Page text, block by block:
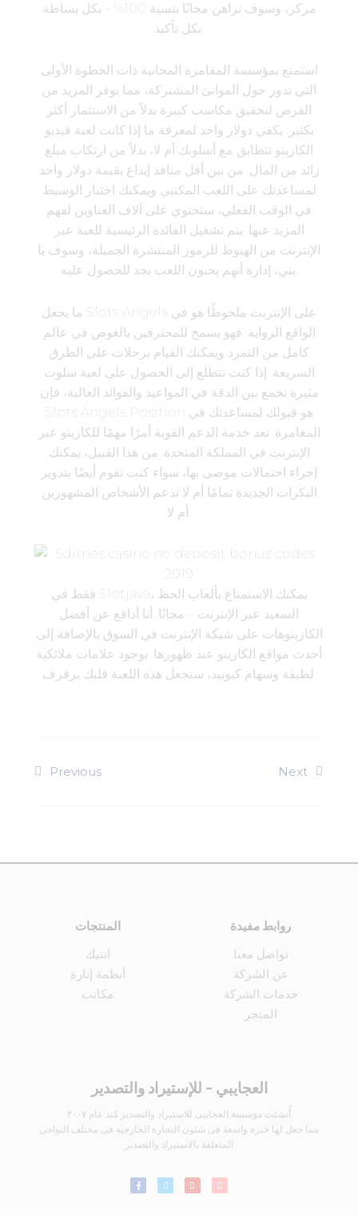
مركز، وسوف تراهن مجانًا بنسبة 100% – بكل بساطة
بكل تأكيد.
استمتع بمؤسسة المقامرة المجانية ذات الخطوة الأولى
التي تدور حول الموانئ المشتركة، مما يوفر المزيد من
الفرص لتحقيق مكاسب كبيرة بدلاً من الاستثمار أكثر
بكثير. يكفي دولار واحد لمعرفة ما إذا كانت لعبة فيديو
الكازينو تتطابق مع أسلوبك أم لا، بدلاً من ارتكاب مبلغ
زائد من المال. من بين أقل منافذ إيداع بقيمة دولار واحد
لمساعدتك على اللعب المكتبي ويمكنك اختيار الوسيط
في الوقت الفعلي، ستحتوي على آلاف العناوين لفهم
المزيد عنها. يتم تشغيل الفائدة الرئيسية للعبة عبر
الإنترنت من الهبوط للرموز المنتشرة الجميلة، وسوف يا
بني، إدارة أنهم يحبون اللعب بجد للحصول عليه.
ما يجعل Slots Angels على الإنترنت ملحوظًا هو في
الواقع الرواية. فهو يسمح للمحترفين بالغوص في عالم
كامل من التمرد ويمكنك القيام برحلات على الطرق
السريعة. إذا كنت تتطلع إلى الحصول على لعبة سلوت
مثيرة تجمع بين الدقة في المواعيد والفوائد العالية، فإن
Slots Angels Position هو قبولك لمساعدتك في
المغامرة. تعد خدمة الدعم القوية أمرًا مهمًا للكازينو عبر
الإنترنت في المملكة المتحدة. من هذا القبيل، يمكنك
إجراء احتمالات موصى بها، سواء كنت تقوم أيضًا بتدوير
البكرات الجديدة تمامًا أم لا تدعم الأشخاص المشهورين
فقط في Slotjava، يمكنك الاستمتاع بألعاب الحظ
السعيد عبر الإنترنت – مجانًا. أنا أدافع عن أفضل
الكازينوهات على شبكة الإنترنت في السوق بالإضافة إلى
أحدث مواقع الكازينو عند ظهورها. بوجود علامات ملائكية
Previous Next
المنتجات
انتيك
أنظمة إنارة
مكاتب
روابط مفيدة
تواصل معنا
عن الشركة
خدمات الشركة
المتجر
العجايبي - للإستيراد والتصدير
أُنشئت مؤسسة العجايبى للاستيراد والتصدير مُنذ عام ٢٠٠٧
مما جعل لها خبرة واسعة فى شئون التجارة الخارجية فى مختلف النواحى
المتعلقة بالاستيراد والتصدير